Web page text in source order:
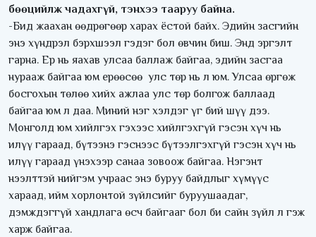
бөөцийлж чадахгүй, тэнхээ тааруу байна.
-Бид жаахан өөдрөгөөр харах ёстой байх. Эдийн засгийн
энэ хүндрэл бэрхшээл гэдэг бол өвчин биш. Энд эргэлт
гарна. Ер нь яахав улсаа баллаж байгаа, эдийн засгаа
нурааж байгаа юм ерөөсөө улс төр нь л юм. Улсаа өргөж
босгохын төлөө хийх ажлаа улс төр болгож баллаад
байгаа юм л даа. Миний нэг хэлдэг үг бий шүү дээ.
Монголд юм хийлгэх гэхээс хийлгэхгүй гэсэн хүч нь
илүү гараад, бүтээнэ гэснээс бүтээлгэхгүй гэсэн хүч нь
илүү гараад үнэхээр санаа зовоож байгаа. Нэгэнт
нээлттэй нийгэм учраас энэ буруу байдлыг хүмүүс
хараад, ийм хорлонтой зүйлсийг буруушаадаг,
дэмждэггүй хандлага өсч байгааг бол би сайн зүйл л гэж
харж байгаа.